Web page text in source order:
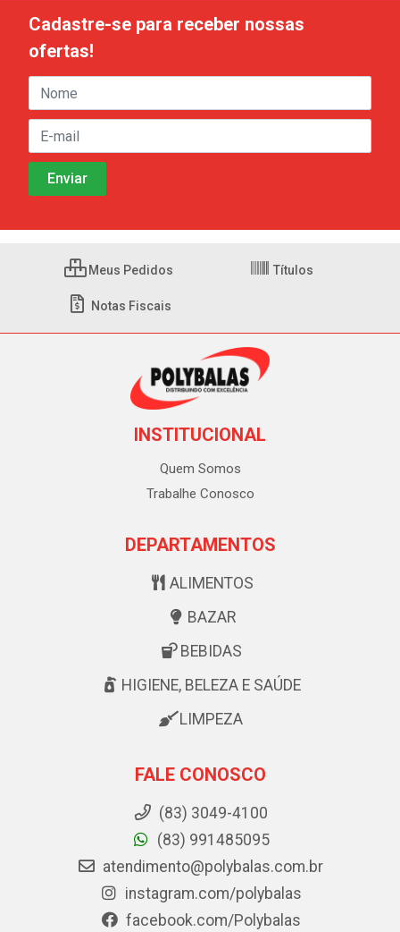
Cadastre-se para receber nossas
ofertas!
Meus Pedidos Títulos
Notas Fiscais
INSTITUCIONAL
Quem Somos
Trabalhe Conosco
DEPARTAMENTOS
ALIMENTOS
BAZAR
BEBIDAS
HIGIENE, BELEZA E SAÚDE
LIMPEZA
FALE CONOSCO
(83) 3049-4100
(83) 991485095
atendimento@polybalas.com.br
instagram.com/polybalas
facebook.com/Polybalas